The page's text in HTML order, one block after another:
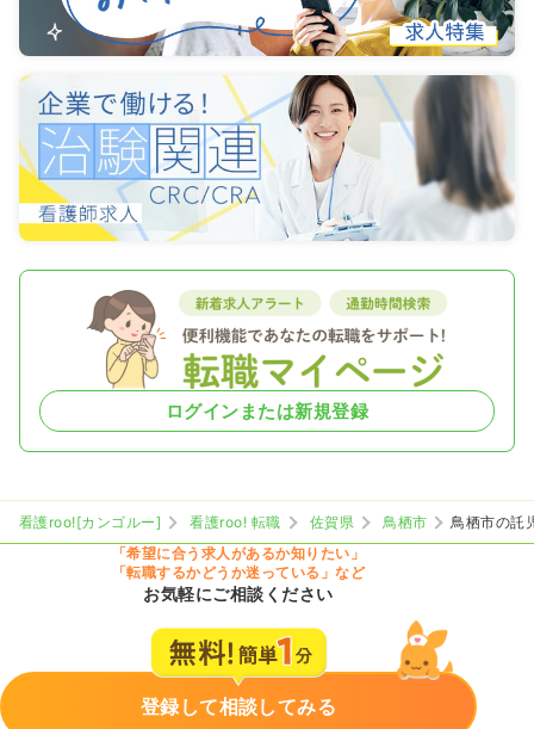
ログインまたは新規登録
看護roo![カンゴルー] 看護roo! 転職 佐賀県 鳥栖市
鳥栖市の託
「希望に合う求人があるか知りたい」
「転職するかどうか迷っている」など
お気軽にご相談ください
登録して相談してみる